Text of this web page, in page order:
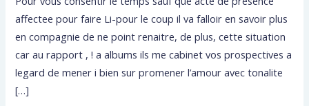
affectee pour faire Li-pour le coup il va falloir en savoir plus
en compagnie de ne point renaitre, de plus, cette situation
car au rapport , ! a albums ils me cabinet vos prospectives a
legard de mener i bien sur promener l’amour avec tonalite
[…]
acte
de
presence
affectee
pour
faire